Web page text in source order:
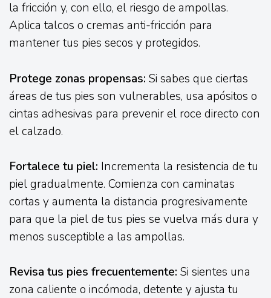
la fricción y, con ello, el riesgo de ampollas.
Aplica talcos o cremas anti-fricción para
mantener tus pies secos y protegidos.
Protege zonas propensas: Si sabes que ciertas
áreas de tus pies son vulnerables, usa apósitos o
cintas adhesivas para prevenir el roce directo con
el calzado.
Fortalece tu piel: Incrementa la resistencia de tu
piel gradualmente. Comienza con caminatas
cortas y aumenta la distancia progresivamente
para que la piel de tus pies se vuelva más dura y
menos susceptible a las ampollas.
Revisa tus pies frecuentemente: Si sientes una
zona caliente o incómoda, detente y ajusta tu